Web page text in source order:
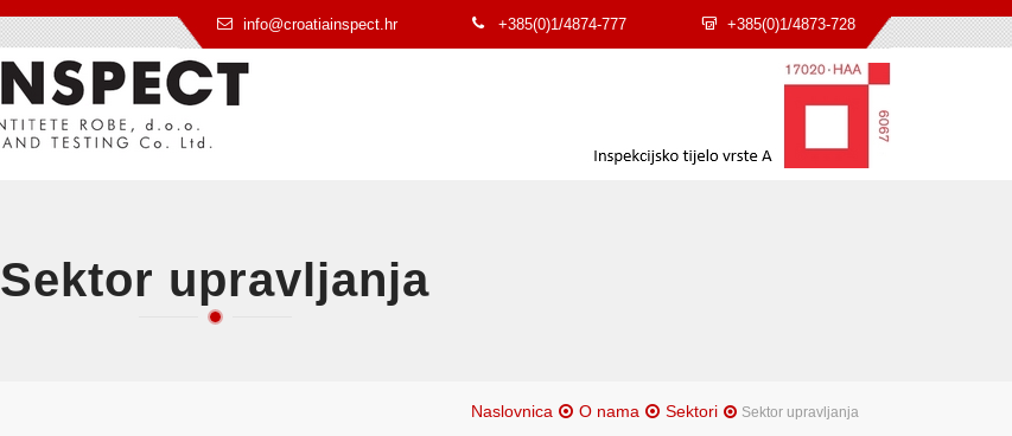
info@croatiainspect.hr +385(0)1/4874-777 +385(0)1/4873-728
Sektor upravljanja
Naslovnica O nama Sektori Sektor upravljanja